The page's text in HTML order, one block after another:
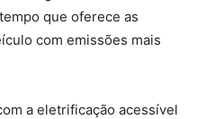
que oferece as
com emissões mais
a eletrificação acessível